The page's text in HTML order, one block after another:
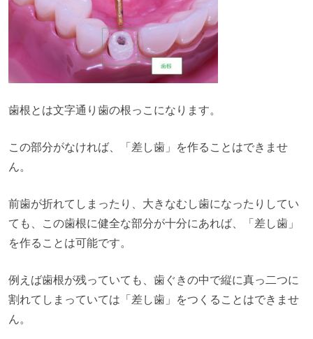
歯根とは文字通り歯の根っこになります。
この部分がなければ、「差し歯」を作ることはできませ
ん。
前歯が折れてしまったり、大きなむし歯になったりしてい
ても、この歯根に健全な部分が十分にあれば、「差し歯」
を作ることは可能です。
例えば歯根が残っていても、歯ぐきの中で縦に真っ二つに
割れてしまっていては「差し歯」をつくることはできませ
ん。